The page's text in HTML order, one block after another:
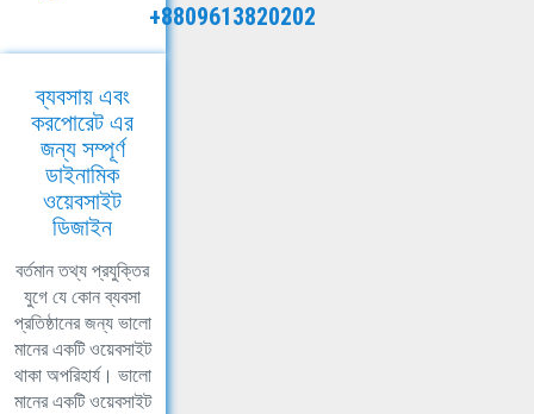
+8809613820202
ব্যবসায় এবং
করপোরেট এর
জন্য সম্পূর্ণ
ডাইনামিক
ওয়েবসাইট
ডিজাইন
বর্তমান তথ্য প্রযুক্তির
যুগে যে কোন ব্যবসা
প্রতিষ্ঠানের জন্য ভালো
মানের একটি ওয়েবসাইট
থাকা অপরিহার্য। ভালো
মানের একটি ওয়েবসাইট